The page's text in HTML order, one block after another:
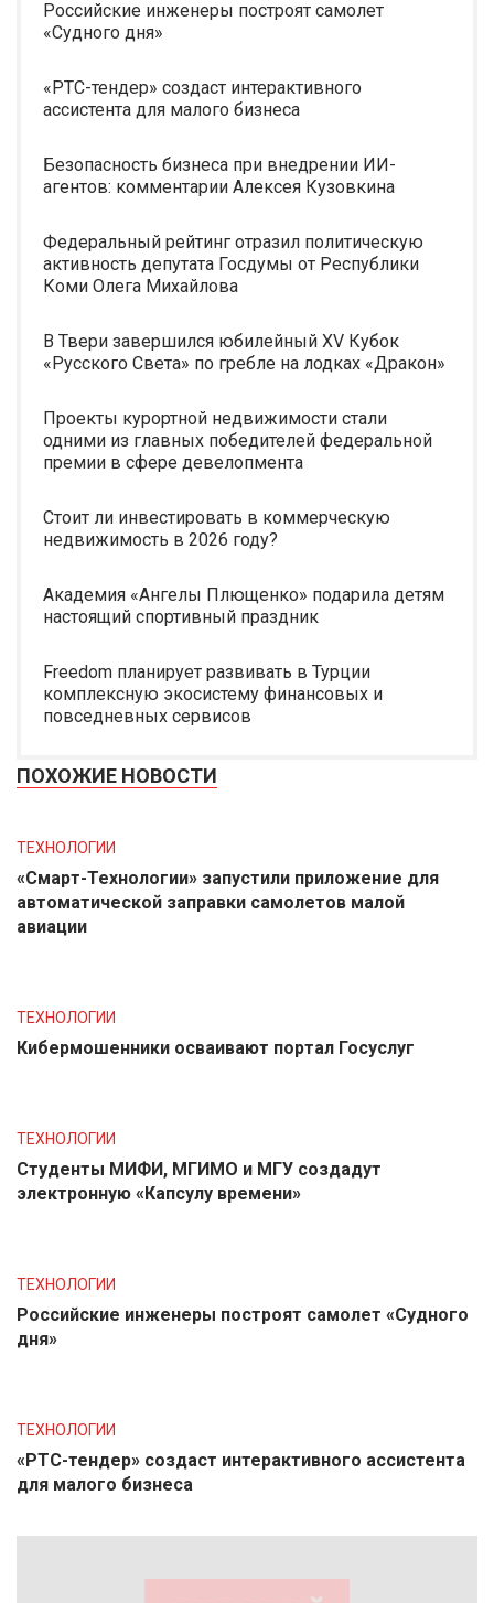
Российские инженеры построят самолет
«Судного дня»
«РТС-тендер» создаст интерактивного
ассистента для малого бизнеса
Безопасность бизнеса при внедрении ИИ-
агентов: комментарии Алексея Кузовкина
Федеральный рейтинг отразил политическую
активность депутата Госдумы от Республики
Коми Олега Михайлова
В Твери завершился юбилейный XV Кубок
«Русского Света» по гребле на лодках «Дракон»
Проекты курортной недвижимости стали
одними из главных победителей федеральной
премии в сфере девелопмента
Стоит ли инвестировать в коммерческую
недвижимость в 2026 году?
Академия «Ангелы Плющенко» подарила детям
настоящий спортивный праздник
Freedom планирует развивать в Турции
комплексную экосистему финансовых и
повседневных сервисов
ПОХОЖИЕ НОВОСТИ
ТЕХНОЛОГИИ
«Смарт-Технологии» запустили приложение для
автоматической заправки самолетов малой
авиации
ТЕХНОЛОГИИ
Кибермошенники осваивают портал Госуслуг
ТЕХНОЛОГИИ
Студенты МИФИ, МГИМО и МГУ создадут
электронную «Капсулу времени»
ТЕХНОЛОГИИ
Российские инженеры построят самолет «Судного
дня»
ТЕХНОЛОГИИ
«РТС-тендер» создаст интерактивного ассистента
для малого бизнеса